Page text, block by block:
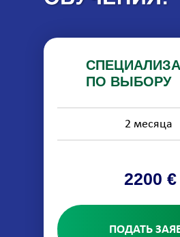
ПО ВЫБОРУ
ПОДАТЬ
2200 €
2 месяца